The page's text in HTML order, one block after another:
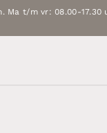
t/m vr: 08.00-17.30